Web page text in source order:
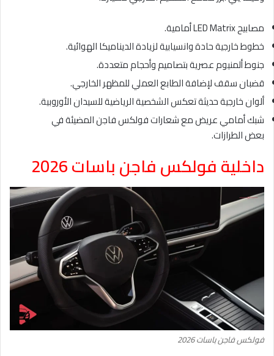
مصابيح LED Matrix أمامية.
خطوط خارجية حادة وانسيابية لزيادة الديناميكا الهوائية.
جنوط ألمنيوم عصرية بتصاميم وأحجام متعددة.
قضبان سقف لإضافة الطابع العملي للمظهر الخارجي.
ألوان خارجية حديثة تعكس الشخصية الرياضية للسيدان الأوروبية.
شبك أمامي عريض مع شعارات فولكس فاجن المضيئة في
بعض الطرازات.
داخلية فولكس فاجن باسات 2026
فولكس فاجن باسات 2026